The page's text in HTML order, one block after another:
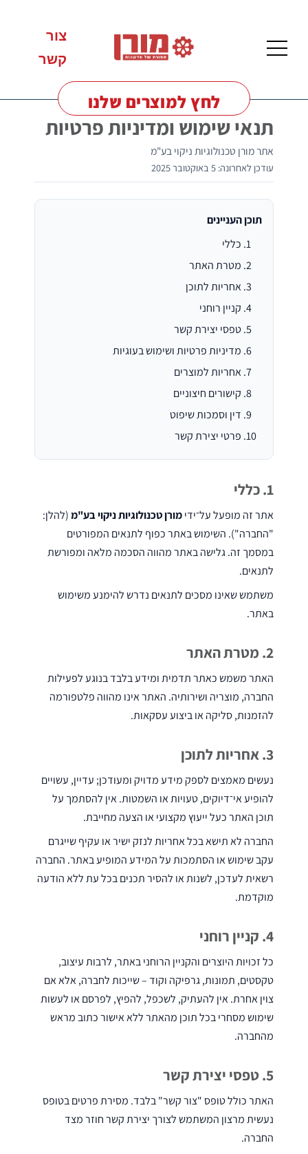
צור
קשר
לחץ למוצרים שלנו
מכונות
מכונות
שטיפה
בלחץ
מטאטים
מכאניים
שואבי
תעשייתיים
מכונות
שטיחים
וריפודים
נפות
לניקוי
חופים
קיטוריות
חומרי
ניקוי
תעשייתיים
חלקי
תנאי שימוש ומדיניות פרטיות
תנאי שימוש ומדיניות פרטיות
אתר מורן טכנולוגיות ניקוי בע"מ
עודכן לאחרונה: 5 באוקטובר 2025
תוכן העניינים
כללי
מטרת האתר
אחריות לתוכן
קניין רוחני
טפסי יצירת קשר
מדיניות פרטיות ושימוש בעוגיות
אחריות למוצרים
קישורים חיצוניים
דין וסמכות שיפוט
פרטי יצירת קשר
1. כללי
אתר זה מופעל על־ידימורן טכנולוגיות ניקוי בע"מ(להלן:
"החברה"). השימוש באתר כפוף לתנאים המפורטים
במסמך זה. גלישה באתר מהווה הסכמה מלאה ומפורשת
לתנאים.
משתמש שאינו מסכים לתנאים נדרש להימנע משימוש
באתר.
2. מטרת האתר
האתר משמש כאתר תדמית ומידע בלבד בנוגע לפעילות
החברה, מוצריה ושירותיה. האתר אינו מהווה פלטפורמה
להזמנות, סליקה או ביצוע עסקאות.
3. אחריות לתוכן
נעשים מאמצים לספק מידע מדויק ומעודכן; עדיין, עשויים
להופיע אי־דיוקים, טעויות או השמטות. אין להסתמך על
תוכן האתר כעל ייעוץ מקצועי או הצעה מחייבת.
החברה לא תישא בכל אחריות לנזק ישיר או עקיף שייגרם
עקב שימוש או הסתמכות על המידע המופיע באתר. החברה
רשאית לעדכן, לשנות או להסיר תכנים בכל עת ללא הודעה
מוקדמת.
4. קניין רוחני
כל זכויות היוצרים והקניין הרוחני באתר, לרבות עיצוב,
טקסטים, תמונות, גרפיקה וקוד – שייכות לחברה, אלא אם
צוין אחרת. אין להעתיק, לשכפל, להפיץ, לפרסם או לעשות
שימוש מסחרי בכל תוכן מהאתר ללא אישור כתוב מראש
מהחברה.
5. טפסי יצירת קשר
האתר כולל טופס "צור קשר" בלבד. מסירת פרטים בטופס
נעשית מרצון המשתמש לצורך יצירת קשר חוזר מצד
החברה.